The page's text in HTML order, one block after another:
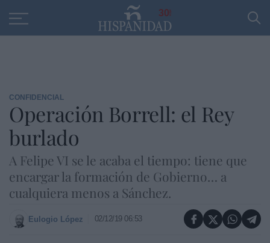
30
CONFIDENCIAL
Operación Borrell: el Rey
burlado
A Felipe VI se le acaba el tiempo: tiene que
encargar la formación de Gobierno… a
cualquiera menos a Sánchez.
Eulogio López 02/12/19 06:53